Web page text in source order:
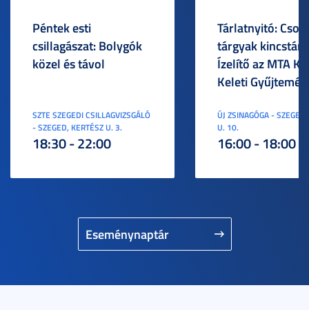
Eseménynaptár
Péntek esti
csillagászat: Bolygók
közel és távol
SZTE SZEGEDI CSILLAGVIZSGÁLÓ
- SZEGED, KERTÉSZ U. 3.
18:30 - 22:00
Tárlatnyitó:
tárgyak
Ízelítő az MTA
Keleti
ÚJ ZSINAGÓGA -
U. 10.
16:00 - 18:00